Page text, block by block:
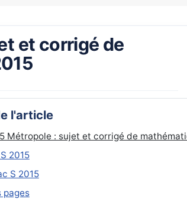
et corrigé de
l'article
Métropole : sujet et corrigé de
2015
S 2015
pages